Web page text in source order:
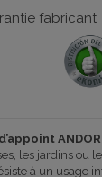
fabricant
les jardins ou
à un usage